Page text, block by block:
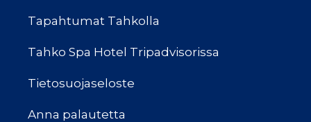
Tapahtumat Tahkolla
Tahko Spa Hotel Tripadvisorissa
Tietosuojaseloste
Anna palautetta